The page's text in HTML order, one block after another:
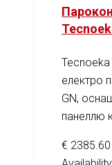
Tecnoeka
електро
GN,
панеллю
€ 2385.60